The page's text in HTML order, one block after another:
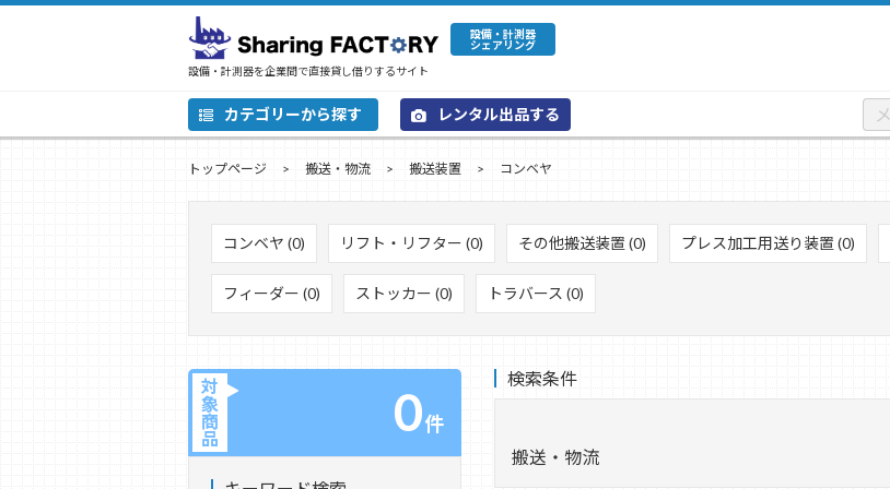
設備・計測器
シェアリング
設備・計測器を企業間で直接貸し借りするサイト
カテゴリーから探す レンタル出品する
トップページ 搬送・物流 搬送装置 コンベヤ
コンベヤ (0) リフト・リフター (0) その他搬送装置 (0) プレス加工用送り装置 (0)
フィーダー (0) ストッカー (0) トラバース (0)
対
象
商
品
0件
検索条件
搬送・物流